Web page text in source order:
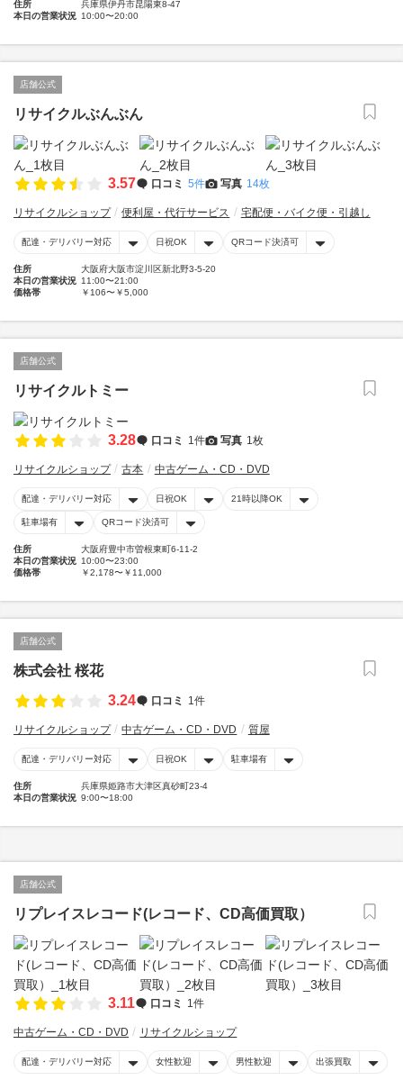
住所
兵庫県伊丹市昆陽東8-47
本日の営業状況 10:00〜20:00
店舗公式
リサイクルぶんぶん
3.57 口コミ 5件 写真 14枚
リサイクルショップ 便利屋・代行サービス 宅配便・バイク便・引越し
配達・デリバリー対応 日祝OK QRコード決済可
住所
大阪府大阪市淀川区新北野3-5-20
本日の営業状況 11:00〜21:00
価格帯
￥106〜￥5,000
店舗公式
リサイクルトミー
3.28 口コミ 1件 写真 1枚
リサイクルショップ 古本 中古ゲーム・CD・DVD
配達・デリバリー対応 日祝OK 21時以降OK
駐車場有 QRコード決済可
住所
大阪府豊中市曽根東町6-11-2
本日の営業状況 10:00〜23:00
価格帯
￥2,178〜￥11,000
店舗公式
株式会社 桜花
3.24
口コミ 1件
リサイクルショップ 中古ゲーム・CD・DVD 質屋
配達・デリバリー対応 日祝OK 駐車場有
住所
兵庫県姫路市大津区真砂町23-4
本日の営業状況 9:00〜18:00
店舗公式
リプレイスレコード(レコード、CD高価買取）
3.11 口コミ 1件
中古ゲーム・CD・DVD リサイクルショップ
配達・デリバリー対応 女性歓迎 男性歓迎 出張買取